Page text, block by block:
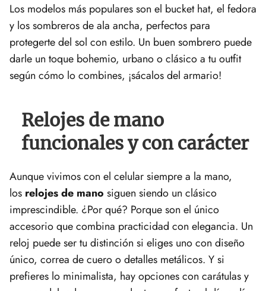
Los modelos más populares son el bucket hat, el fedora
y los sombreros de ala ancha, perfectos para
protegerte del sol con estilo. Un buen sombrero puede
darle un toque bohemio, urbano o clásico a tu outfit
según cómo lo combines, ¡sácalos del armario!
Relojes de mano
funcionales y con carácter
Aunque vivimos con el celular siempre a la mano,
los relojes de mano siguen siendo un clásico
imprescindible. ¿Por qué? Porque son el único
accesorio que combina practicidad con elegancia. Un
reloj puede ser tu distinción si eliges uno con diseño
único, correa de cuero o detalles metálicos. Y si
prefieres lo minimalista, hay opciones con carátulas y